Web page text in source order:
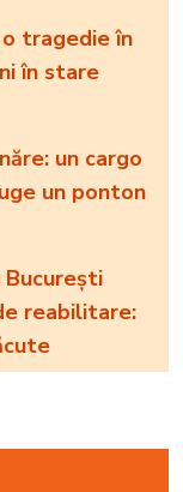
tragedie în
în stare
un cargo
un ponton
București
reabilitare: